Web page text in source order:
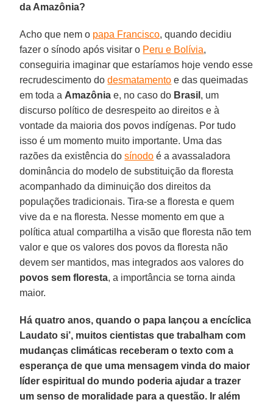
da Amazônia?
Acho que nem o papa Francisco, quando decidiu
fazer o sínodo após visitar o Peru e Bolívia,
conseguiria imaginar que estaríamos hoje vendo esse
recrudescimento dodesmatamento e das queimadas
em toda a Amazônia e, no caso do Brasil , um
discurso político de desrespeito ao direitos e à
vontade da maioria dos povos indígenas. Por tudo
isso é um momento muito importante. Uma das
razões da existência dosínodo é a avassaladora
dominância do modelo de substituição da floresta
acompanhado da diminuição dos direitos da
populações tradicionais. Tira-se a floresta e quem
vive da e na floresta. Nesse momento em que a
política atual compartilha a visão que floresta não tem
valor e que os valores dos povos da floresta não
devem ser mantidos, mas integrados aos valores do
povos sem floresta, a importância se torna ainda
maior.
Há quatro anos, quando o papa lançou a encíclica
Laudato si’, muitos cientistas que trabalham com
mudanças climáticas receberam o texto com a
esperança de que uma mensagem vinda do maior
líder espiritual do mundo poderia ajudar a trazer
um senso de moralidade para a questão. Ir além